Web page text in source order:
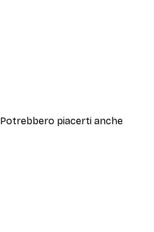
Potrebbero piacerti anche